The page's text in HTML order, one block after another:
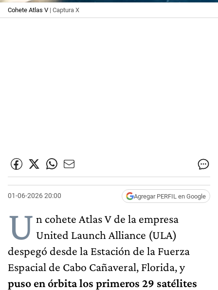
Cohete Atlas V | Captura X
01-06-2026 20:00 Agregar PERFIL en Google
U n cohete Atlas V de la empresa
United Launch Alliance (ULA)
despegó desde la Estación de la Fuerza
Espacial de Cabo Cañaveral, Florida, y
puso en órbita los primeros 29 satélites